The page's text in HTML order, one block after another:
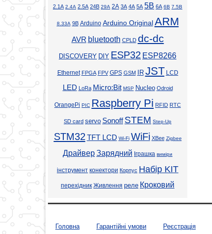
2.1А 2.4А 2.5А 24В 29А 2А 3А 4А 5А 5В 6А 6В 7.5В
8.33А 9В Arduino Arduino Original ARM
AVR bluetooth CPLD dc-dc
DISCOVERY DIY ESP32 ESP8266
Ethernet FPGA FPV GPS GSM IR JST LCD
LED LoRa Micro:Bit MSP Nucleo Odroid
OrangePi PIC Raspberry Pi RFID RTC
SD card servo Sonoff STEM Step-Up
STM32 TFT LCD Wi-Fi WiFi XBee Zigbee
ДрайверЗарядний Іграшка виміри
інструмент конектори Корпус Набір KIT
перехідник Живлення реле Кроковий
Головна Гарантійні умови Реєстрація